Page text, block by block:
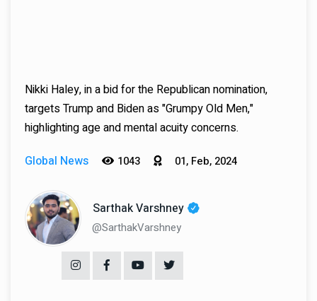
Nikki Haley, in a bid for the Republican nomination,
targets Trump and Biden as "Grumpy Old Men,"
highlighting age and mental acuity concerns.
Global News
1043 01, Feb, 2024
Sarthak Varshney
@SarthakVarshney